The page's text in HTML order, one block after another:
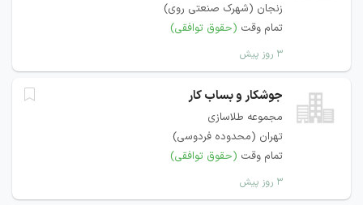
زنجان (شهرک صنعتی روی)
تمام وقت (حقوق توافقی)
۳ روز پیش
جوشکار و بساب کار
مجموعه طلاسازی
تهران (محدوده فردوسی)
تمام وقت (حقوق توافقی)
۳ روز پیش